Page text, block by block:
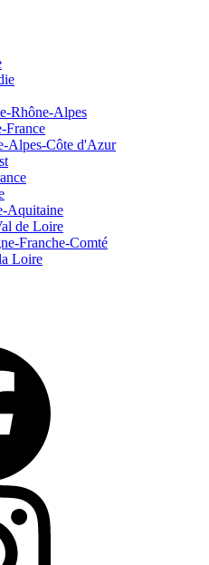
Rhône-Alpes
France
Alpes-Côte d'Azur
Aquitaine
de Loire
Franche-Comté
Loire